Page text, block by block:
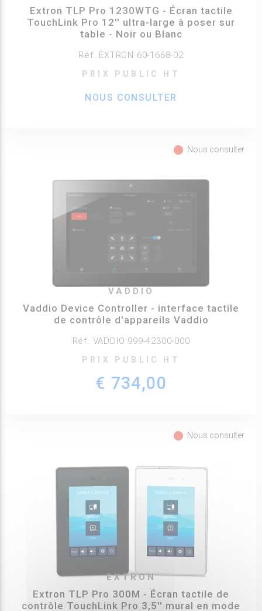
Extron TLP Pro 1230WTG - Écran tactile
TouchLink Pro 12'' ultra-large à poser sur
table - Noir ou Blanc
Réf. EXTRON 60-1668-02
PRIX PUBLIC HT
NOUS CONSULTER
fiber_manual_record Nous consulter
VADDIO
Vaddio Device Controller - interface tactile
de contrôle d'appareils Vaddio
Réf. VADDIO 999-42300-000
PRIX PUBLIC HT
€ 734,00
fiber_manual_record Nous consulter
EXTRON
Extron TLP Pro 300M - Écran tactile de
contrôle TouchLink Pro 3,5'' mural en mode